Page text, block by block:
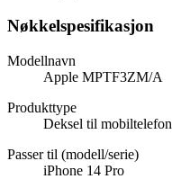
Nøkkelspesifikasjon
Modellnavn
Apple MPTF3ZM/A
Produkttype
Deksel til mobiltelefon
Passer til (modell/serie)
iPhone 14 Pro